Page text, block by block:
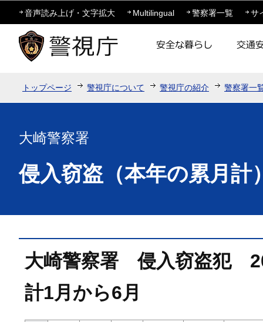
この
音声読み上げ・文字拡大 Multilingual 警察署一覧 サ
トップページ 警視庁について 警視庁の紹介 警察署一
大崎警察署
侵入窃盗（本年の累月計
大崎警察署 侵入窃盗犯
計1月から6月